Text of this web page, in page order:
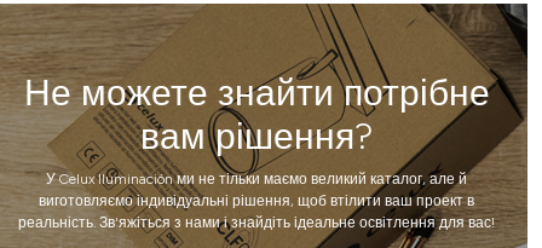
Не можете знайти потрібне
вам рішення?
У Celux Iluminación ми не тільки маємо великий каталог, але й
виготовляємо індивідуальні рішення, щоб втілити ваш проект в
реальність. Зв'яжіться з нами і знайдіть ідеальне освітлення для вас!